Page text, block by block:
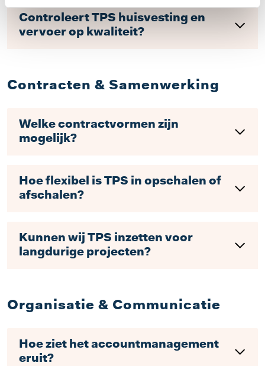
Controleert TPS huisvesting en
vervoer op kwaliteit?
Contracten & Samenwerking
Welke contractvormen zijn
mogelijk?
Hoe flexibel is TPS in opschalen of
afschalen?
Kunnen wij TPS inzetten voor
langdurige projecten?
Organisatie & Communicatie
Hoe ziet het accountmanagement
eruit?